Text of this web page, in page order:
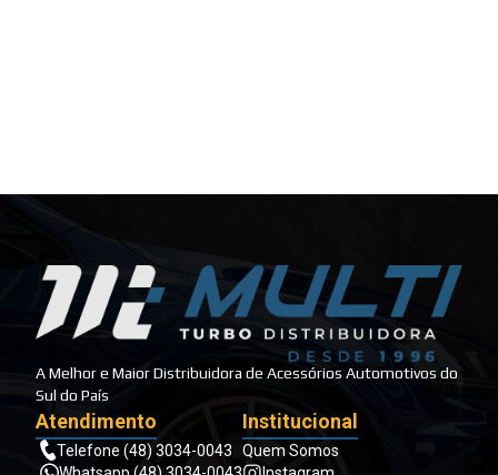
A Melhor e Maior Distribuidora de Acessórios Automotivos do
Sul do País
Atendimento
Telefone (48) 3034-0043
Institucional
Quem Somos